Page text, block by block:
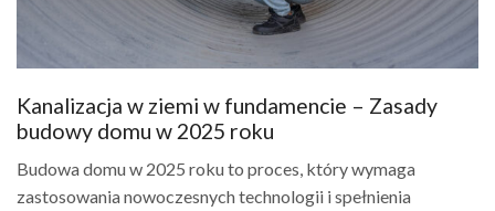
Kanalizacja w ziemi w fundamencie – Zasady
budowy domu w 2025 roku
Budowa domu w 2025 roku to proces, który wymaga
zastosowania nowoczesnych technologii i spełnienia